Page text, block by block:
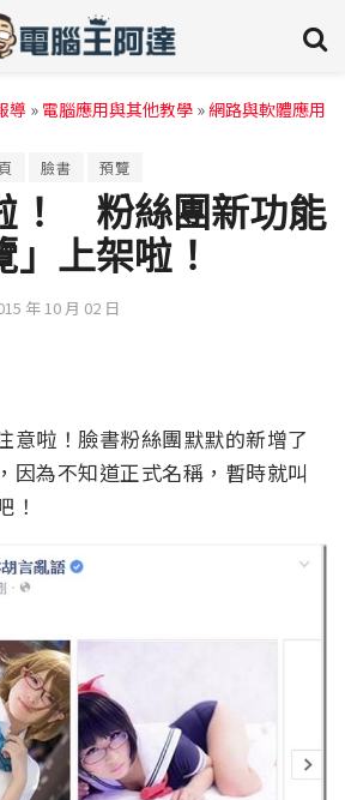
導 » 電腦應用與其他教學 »網路與軟體應用
臉書 預覽
！ 粉絲團新功能
」上架啦！
年 10 月 02 日
意啦！臉書粉絲團默默的新增了
因為不知道正式名稱，暫時就叫
！